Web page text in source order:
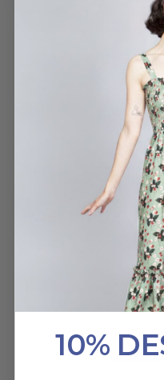
feliz
CHAQUETA
SONIA
15
HABLAN DE
10%